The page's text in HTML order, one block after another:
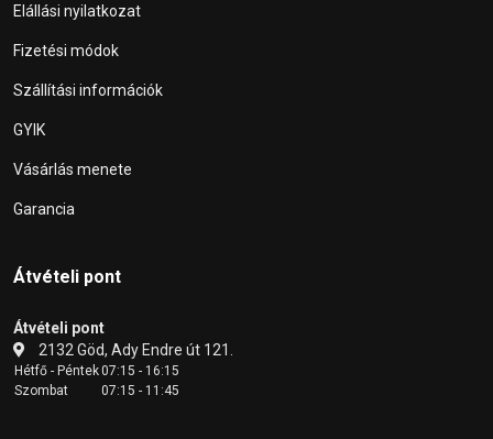
Elállási nyilatkozat
Fizetési módok
Szállítási információk
GYIK
Vásárlás menete
Garancia
Átvételi pont
Átvételi pont
2132 Göd, Ady Endre út 121.
Hétfő - Péntek07:15 - 16:15
Szombat
07:15 - 11:45